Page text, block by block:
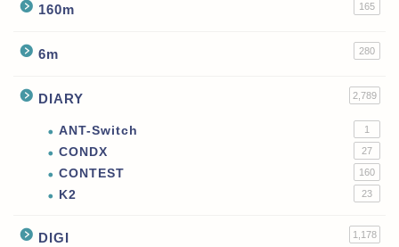
160m 165
6m 280
DIARY 2,789
ANT-Switch 1
CONDX 27
CONTEST 160
K2 23
DIGI 1,178